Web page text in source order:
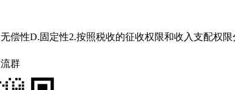
性D.固定性2.按照税收的征收权限和收入支配权
群